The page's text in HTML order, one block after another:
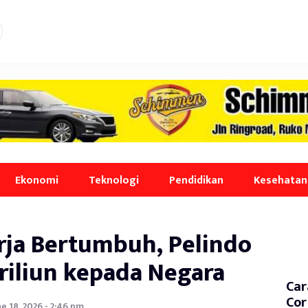
Ekonomi Teknologi Pendidikan Kesehatan
Bertumbuh, Pelindo
kepada Negara